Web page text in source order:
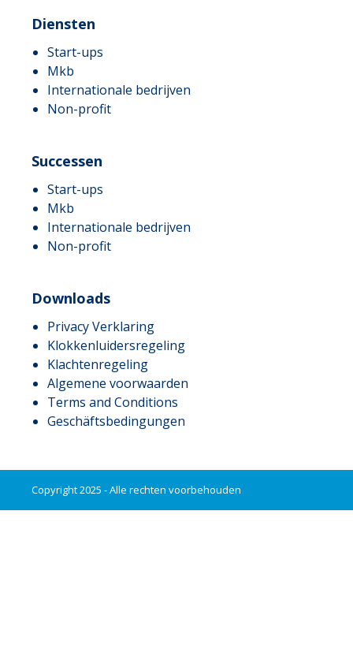
Diensten
Start-ups
Mkb
Internationale bedrijven
Non-profit
Successen
Start-ups
Mkb
Internationale bedrijven
Non-profit
Downloads
Privacy Verklaring
Klokkenluidersregeling
Klachtenregeling
Algemene voorwaarden
Terms and Conditions
Geschäftsbedingungen
Copyright 2025 - Alle rechten voorbehouden